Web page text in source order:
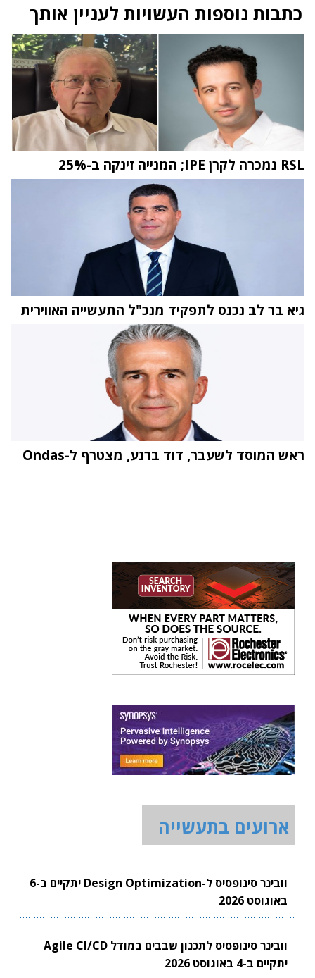
כתבות נוספות העשויות לעניין אותך
RSL נמכרה לקרן IPE; המנייה זינקה ב-25%
גיא בר לב נכנס לתפקיד מנכ"ל התעשייה האווירית
ראש המוסד לשעבר, דוד ברנע, מצטרף ל-Ondas
ארועים בתעשייה
וובינר סינופסיס ל-Design Optimization יתקיים ב-6
באוגוסט 2026
וובינר סינופסיס לתכנון שבבים במודל Agile CI/CD
יתקיים ב-4 באוגוסט 2026